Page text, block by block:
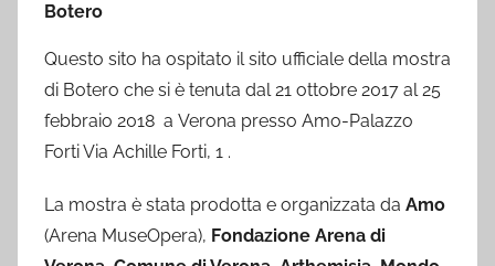
Botero
Questo sito ha ospitato il sito ufficiale della mostra
di Botero che si è tenuta dal 21 ottobre 2017 al 25
febbraio 2018 a Verona presso Amo-Palazzo
Forti Via Achille Forti, 1 .
La mostra è stata prodotta e organizzata da Amo
(Arena MuseOpera), Fondazione Arena di